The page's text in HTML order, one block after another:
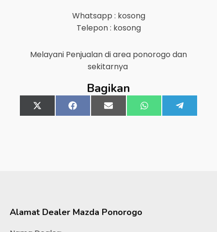
Whatsapp : kosong
Telepon : kosong
Melayani Penjualan di area ponorogo dan
sekitarnya
Bagikan
Share
on
X
(Twitter)
Share
on
FacebookShare
on
Email Share
on
WhatsApp
on
Alamat Dealer Mazda Ponorogo